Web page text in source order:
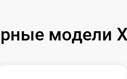
модели